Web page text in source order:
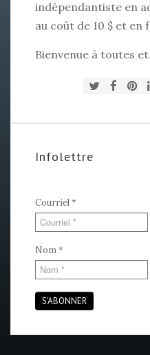
indépendantiste en
au coût de 10 $ et en
Bienvenue à toutes
Infolettre
Courriel*
Nom*
S'ABONNER